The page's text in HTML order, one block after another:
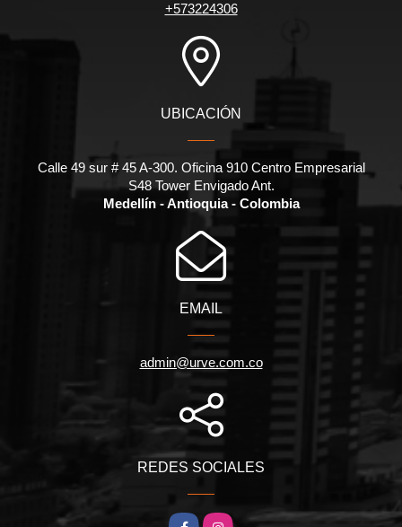
+573224306
UBICACIÓN
Calle 49 sur # 45 A-300. Oficina 910 Centro Empresarial
S48 Tower Envigado Ant.
Medellín - Antioquia - Colombia
EMAIL
admin@urve.com.co
REDES SOCIALES